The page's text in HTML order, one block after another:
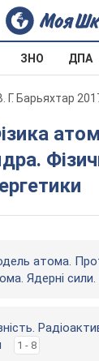
ЗНО ДПА
Г. Барьяхтар
атома.
Ядерні сили.
1 - 8